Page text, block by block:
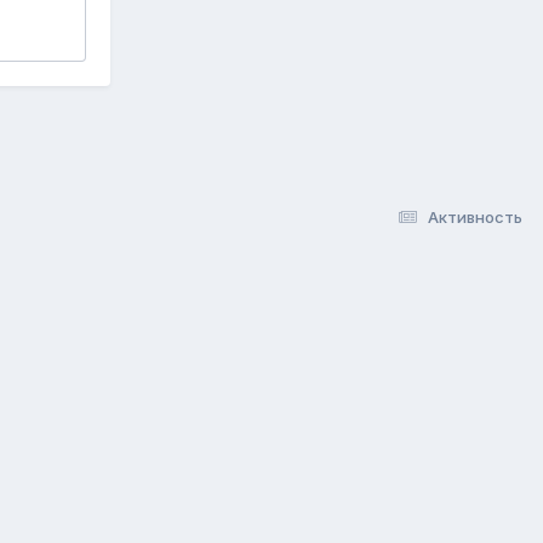
Активность